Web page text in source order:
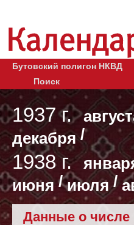
Бутовский полигон НКВД
Поиск
1937 г.
декабря/
1938 г.
июня /июля/
Данные о числе